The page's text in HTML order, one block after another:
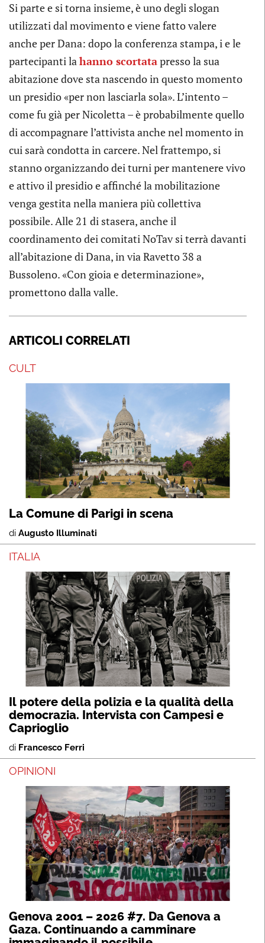
Si parte e si torna insieme, è uno degli slogan
utilizzati dal movimento e viene fatto valere
anche per Dana: dopo la conferenza stampa, i e le
partecipanti lahanno scortatapresso la sua
abitazione dove sta nascendo in questo momento
un presidio «per non lasciarla sola». L’intento –
come fu già per Nicoletta – è probabilmente quello
di accompagnare l’attivista anche nel momento in
cui sarà condotta in carcere. Nel frattempo, si
stanno organizzando dei turni per mantenere vivo
e attivo il presidio e affinché la mobilitazione
venga gestita nella maniera più collettiva
possibile. Alle 21 di stasera, anche il
coordinamento dei comitati NoTav si terrà davanti
all’abitazione di Dana, in via Ravetto 38 a
Bussoleno. «Con gioia e determinazione»,
promettono dalla valle.
ARTICOLI CORRELATI
CULT
La Comune di Parigi in scena
di Augusto Illuminati
ITALIA
Il potere della polizia e la qualità della
democrazia. Intervista con Campesi e
Caprioglio
di Francesco Ferri
OPINIONI
Genova 2001 – 2026 #7. Da Genova a
Gaza. Continuando a camminare